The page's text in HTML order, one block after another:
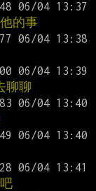
的事
聊聊